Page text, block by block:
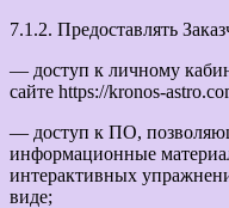
7.1.2. Предоставлять
— доступ к личному
сайте https://kronos-
— доступ к ПО,
информационные
интерактивных
виде;